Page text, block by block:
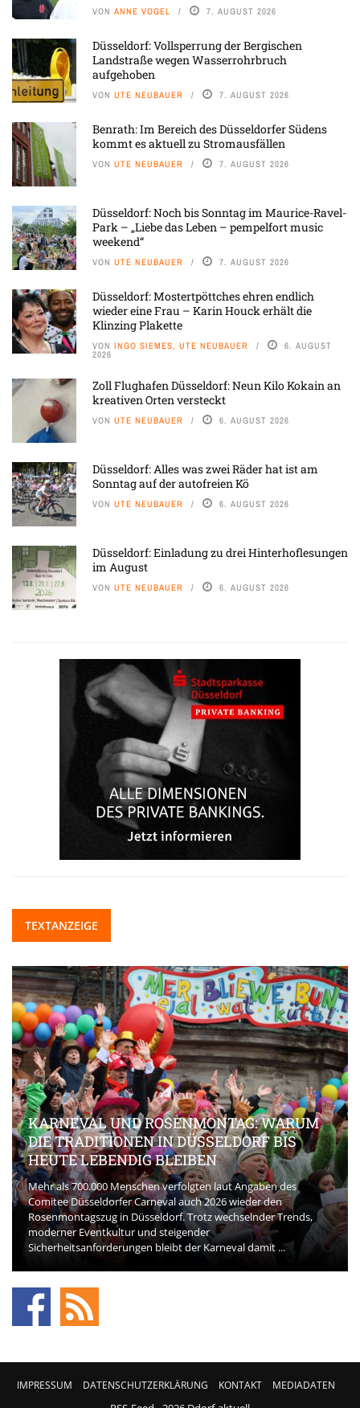
VON ANNE VOGEL 7. AUGUST 2026
Düsseldorf: Vollsperrung der Bergischen
Landstraße wegen Wasserrohrbruch
aufgehoben
VON UTE NEUBAUER 7. AUGUST 2026
Benrath: Im Bereich des Düsseldorfer Südens
kommt es aktuell zu Stromausfällen
VON UTE NEUBAUER 7. AUGUST 2026
Düsseldorf: Noch bis Sonntag im Maurice-Ravel-
Park – „Liebe das Leben – pempelfort music
weekend“
VON UTE NEUBAUER 7. AUGUST 2026
Düsseldorf: Mostertpöttches ehren endlich
wieder eine Frau – Karin Houck erhält die
Klinzing Plakette
VON INGO SIEMES, UTE NEUBAUER 6. AUGUST
2026
Zoll Flughafen Düsseldorf: Neun Kilo Kokain an
kreativen Orten versteckt
VON UTE NEUBAUER 6. AUGUST 2026
Düsseldorf: Alles was zwei Räder hat ist am
Sonntag auf der autofreien Kö
VON UTE NEUBAUER 6. AUGUST 2026
Düsseldorf: Einladung zu drei Hinterhoflesungen
im August
VON UTE NEUBAUER 6. AUGUST 2026
TEXTANZEIGE
KARNEVAL UND ROSENMONTAG: WARUM
DIE TRADITIONEN IN DÜSSELDORF BIS
HEUTE LEBENDIG BLEIBEN
Mehr als 700.000 Menschen verfolgten laut Angaben des
Comitee Düsseldorfer Carneval auch 2026 wieder den
Rosenmontagszug in Düsseldorf. Trotz wechselnder Trends,
moderner Eventkultur und steigender
Sicherheitsanforderungen bleibt der Karneval damit ...
IMPRESSUM DATENSCHUTZERKLÄRUNG KONTAKT MEDIADATEN